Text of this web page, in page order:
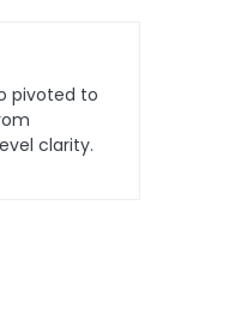
pivoted to
clarity.